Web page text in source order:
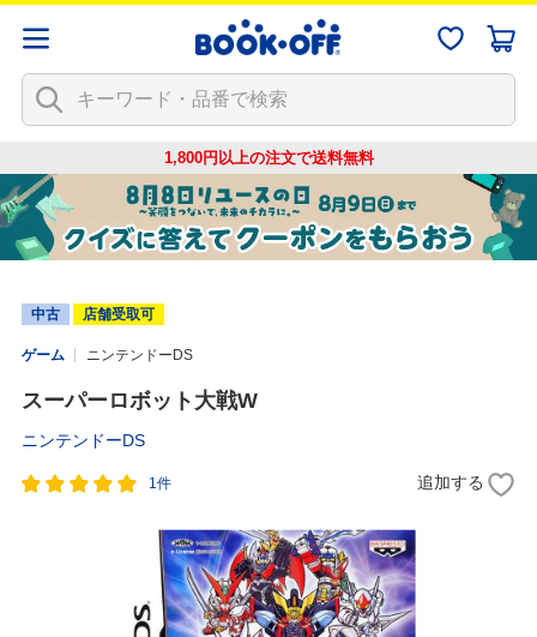
1,800円以上の注文で送料無料
中古 店舗受取可
ゲーム ニンテンドーDS
スーパーロボット大戦W
ニンテンドーDS
1件 追加する